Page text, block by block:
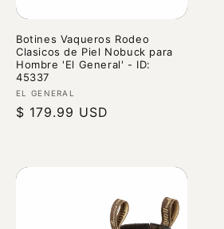
Botines Vaqueros Rodeo
Clasicos de Piel Nobuck para
Hombre 'El General' - ID:
45337
Proveedor:
EL GENERAL
Precio
$ 179.99 USD